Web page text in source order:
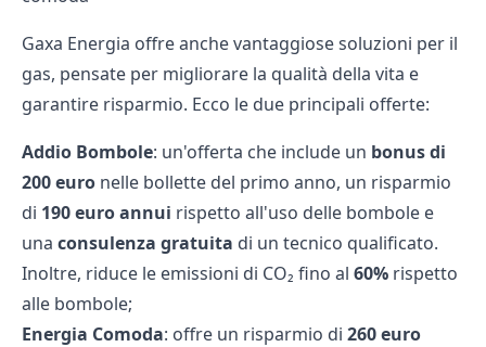
Gaxa Energia offre anche vantaggiose soluzioni per il
gas, pensate per migliorare la qualità della vita e
garantire risparmio. Ecco le due principali offerte:
Addio Bombole: un'offerta che include un bonus di
200 euro nelle bollette del primo anno, un risparmio
di 190 euro annui rispetto all'uso delle bombole e
una consulenza gratuita di un tecnico qualificato.
Inoltre, riduce le emissioni di CO₂ fino al 60% rispetto
alle bombole;
Energia Comoda: offre un risparmio di 260 euro